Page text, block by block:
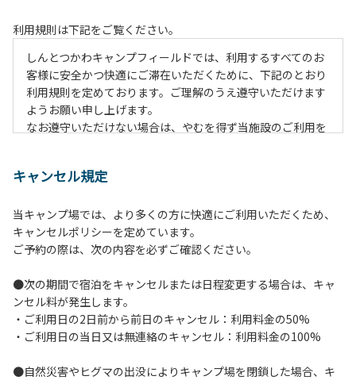
利用規則は下記をご覧ください。
しんとつかわキャンプフィールドでは、利用するすべてのお
客様に安全かつ快適にご滞在いただくために、下記のとおり
利用規則を定めております。ご理解のうえ遵守いただけます
ようお願い申し上げます。
なお遵守いただけない場合は、やむを得ず当施設のご利用を
【ご利用上の注意事項ならびに禁止事項】
２.安全管理上、お子様の単独での行動はご遠慮ください。
３.調度品などの持ち出しはしないでください。
４.午後10時以降の花火の使用は禁止です。
使用、夜間の大声での談笑等）や他人に嫌悪感を与えるよう
な行為はお止めください。
６.芝生や地面での直火による焚き火、BBQ、キャンプファ
イヤーは禁止します。
台の利用後は炭の鎮火の確認をお願いいたします。
キャンセル規定
当キャンプ場では、より多くの方に快適にご利用いただくため、
キャンセルポリシーを定めています。
ご予約の際は、次の内容を必ずご確認ください。
●次の期間で宿泊をキャンセルまたは日程変更する場合は、キャ
ンセル料が発生します。
・ご利用日の2日前から前日のキャンセル：利用料金の50%
・ご利用日の当日又は無連絡のキャンセル：利用料金の100%
●自然災害やヒグマの出没によりキャンプ場を閉鎖した場合、キ